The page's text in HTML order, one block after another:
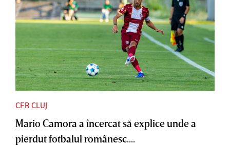
CFR CLUJ
Mario Camora a încercat să explice unde a
pierdut fotbalul românesc....